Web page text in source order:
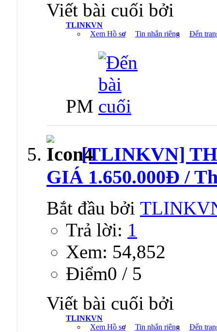
Viết bài cuối bởi
TLINKVN
Xem Hồ sơ
Tin nhắn riêng Đến
PM
[TLINKVN]
GIÁ 1.650.000Đ /
Bắt đầu bởi
Trả lời: 1
Xem: 54,852
Ðiểm0 / 5
Viết bài cuối bởi
TLINKVN
Xem Hồ sơ
Tin nhắn riêng Đến